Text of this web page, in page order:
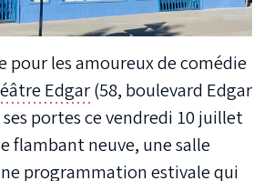
pour les amoureux de comédie
Edgar(58, boulevard Edgar
portes ce vendredi 10 juillet
flambant neuve, une salle
programmation estivale qui